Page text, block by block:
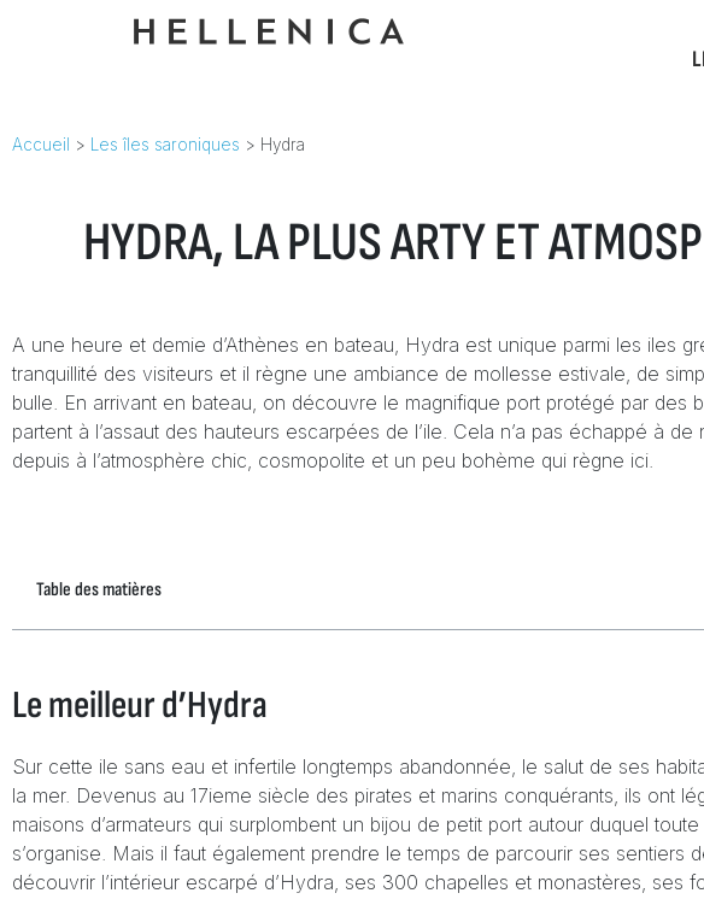
Accueil > Les îles saroniques > Hydra
HYDRA, LA PLUS ARTY ET
A une heure et demie d’Athènes en bateau, Hydra est unique parmi les iles
tranquillité des visiteurs et il règne une ambiance de mollesse estivale, de
bulle. En arrivant en bateau, on découvre le magnifique port protégé par des
partent à l’assaut des hauteurs escarpées de l’ile. Cela n’a pas échappé à
depuis à l’atmosphère chic, cosmopolite et un peu bohème qui règne ici.
Table des matières
Le meilleur d’Hydra
Sur cette ile sans eau et infertile longtemps abandonnée, le salut de ses
la mer. Devenus au 17ieme siècle des pirates et marins conquérants, ils ont
maisons d’armateurs qui surplombent un bijou de petit port autour duquel toute
s’organise. Mais il faut également prendre le temps de parcourir ses sentiers
découvrir l’intérieur escarpé d’Hydra, ses 300 chapelles et monastères, ses